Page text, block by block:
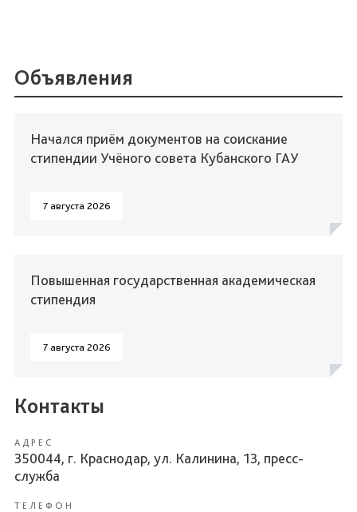
Объявления
Начался приём документов на соискание
стипендии Учёного совета Кубанского ГАУ
7 августа 2026
Повышенная государственная академическая
стипендия
7 августа 2026
Контакты
АДРЕС
350044, г. Краснодар, ул. Калинина, 13, пресс-
служба
ТЕЛЕФОН